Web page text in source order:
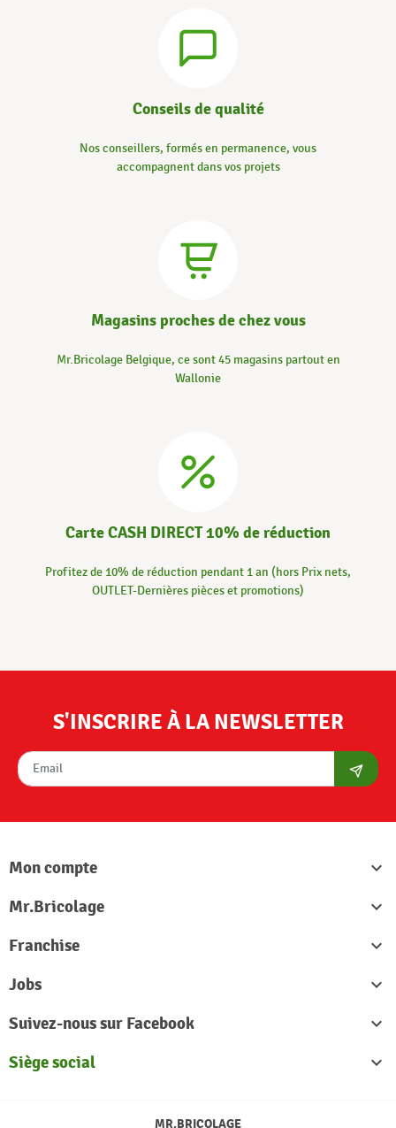
Conseils de qualité
Nos conseillers, formés en permanence, vous
accompagnent dans vos projets
Magasins proches de chez vous
Mr.Bricolage Belgique, ce sont 45 magasins partout en
Wallonie
Carte CASH DIRECT 10% de réduction
Profitez de 10% de réduction pendant 1 an (hors Prix nets,
OUTLET-Dernières pièces et promotions)
S'INSCRIRE À LA NEWSLETTER
Mon compte

Mr.Bricolage

Franchise

Jobs

Suivez-nous sur Facebook

Siège social

MR.BRICOLAGE